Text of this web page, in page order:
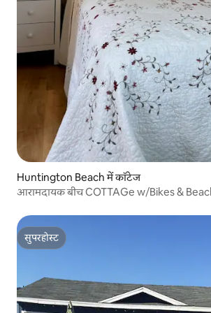
Huntington Beach में कॉटेज
आरामदायक बीच COTTAGe w/Bikes &
सुपरहोस्ट
सुपरहोस्ट